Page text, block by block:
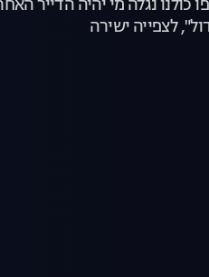
לצפייה ישירה